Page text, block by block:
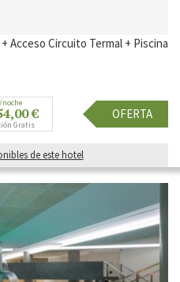
Acceso Circuito Termal + Piscina
noche
€
Gratis
OFERTA
de este hotel